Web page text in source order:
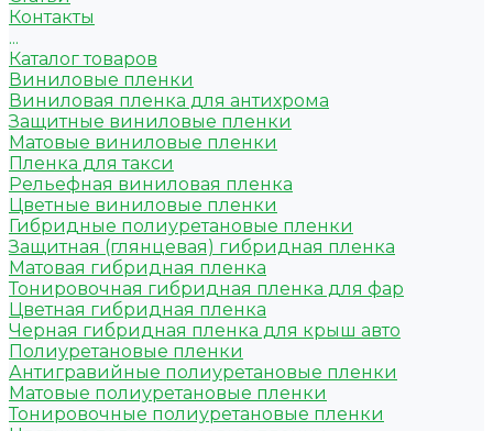
Контакты
...
Каталог товаров
Виниловые пленки
Виниловая пленка для антихрома
Защитные виниловые пленки
Матовые виниловые пленки
Пленка для такси
Рельефная виниловая пленка
Цветные виниловые пленки
Гибридные полиуретановые пленки
Защитная (глянцевая) гибридная пленка
Матовая гибридная пленка
Тонировочная гибридная пленка для фар
Цветная гибридная пленка
Черная гибридная пленка для крыш авто
Полиуретановые пленки
Антигравийные полиуретановые пленки
Матовые полиуретановые пленки
Тонировочные полиуретановые пленки